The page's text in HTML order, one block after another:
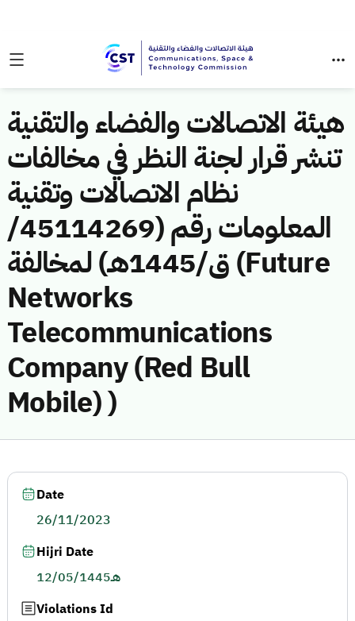
هيئة الاتصالات والفضاء والتقنية
تنشر قرار لجنة النظر في مخالفات
نظام الاتصالات وتقنية
المعلومات رقم (45114269/
ق/1445هـ) لمخالفة (Future
Networks
Telecommunications
Company (Red Bull
Mobile) )
Date
26/11/2023
Hijri Date
12/05/1445هـ
Violations Id